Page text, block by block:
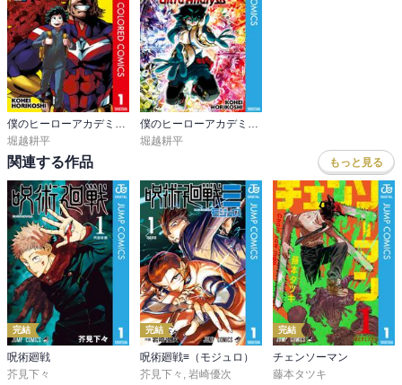
堀越耕平
堀越耕平
関連する作品 もっと見る
完結
呪術廻戦
芥見下々
完結
呪術廻戦≡（モジュロ）
芥見下々 , 岩崎優次
完結
チェンソーマン
藤本タツキ